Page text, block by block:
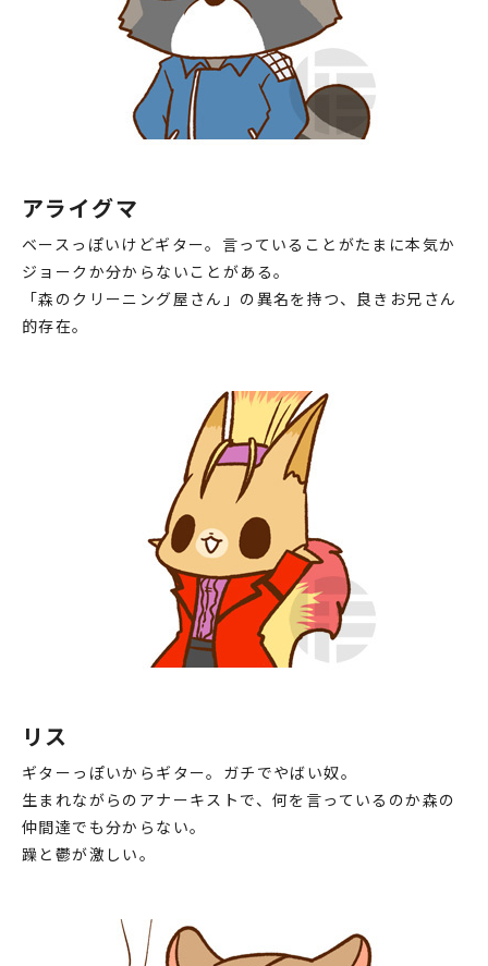
♯41 あの時…
♯43 祭り来たっす
♯44 アライグマ界のタブー
♯46 顔合わせっす
♯47 結局
♯48 ヤベェやつら
♯49 戦う先輩
♯51 ドライブしたいっす
♯52 森パンはいいぞ
♯55 バイト探すっす
♯56 バイト決まったっす
♯57 最期まで戦友のために…
♯60 知りたいっす
♯61 食欲の秋っす
♯62 ドォォォォォンさん
♯63 ロックに攻めるっす
♯65 猫カフェっす
アライグマ
ベースっぽいけどギター。言っていることがたまに本気か
ジョークか分からないことがある。
「森のクリーニング屋さん」の異名を持つ、良きお兄さん
的存在。
リス
ギターっぽいからギター。ガチでやばい奴。
生まれながらのアナーキストで、何を言っているのか森の
仲間達でも分からない。
躁と鬱が激しい。